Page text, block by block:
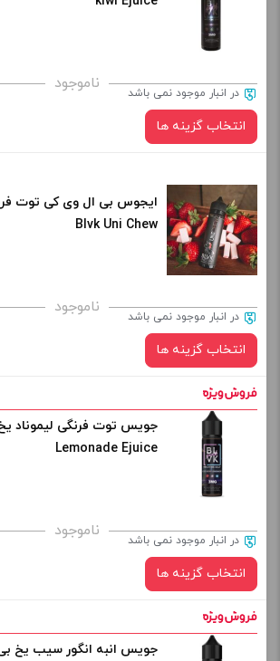
برای فعال شدن سبد خرید و نمایش قیمت ،
از کادر بالا انتخاب کنید.
+
ناموجود در انبار موجود نمی باشد
انتخاب گزینه ها
نیکوتین:
برای فعال شدن سبد خرید و نمایش قیمت ،
از کادر بالا انتخاب کنید.
+
افزودن به سبد خرید
Blvk Uni Chew
ناموجود در انبار موجود نمی باشد
انتخاب گزینه ها
نیکوتین:
برای فعال شدن سبد خرید و نمایش قیمت ،
از کادر بالا انتخاب کنید.
+
افزودن به سبد خرید
Lemonade Ejuice
ناموجود در انبار موجود نمی باشد
انتخاب گزینه ها
نیکوتین: